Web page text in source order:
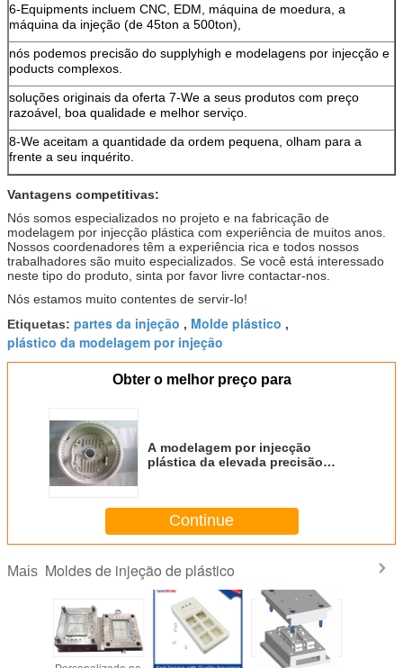
6-Equipments incluem CNC, EDM, máquina de moedura, a
máquina da injeção (de 45ton a 500ton),
nós podemos precisão do supplyhigh e modelagens por injecção e
poducts complexos.
soluções originais da oferta 7-We a seus produtos com preço
razoável, boa qualidade e melhor serviço.
8-We aceitam a quantidade da ordem pequena, olham para a
frente a seu inquérito.
Vantagens competitivas:
Nós somos especializados no projeto e na fabricação de
modelagem por injecção plástica com experiência de muitos anos.
Nossos coordenadores têm a experiência rica e todos nossos
trabalhadores são muito especializados. Se você está interessado
neste tipo do produto, sinta por favor livre contactar-nos.
Nós estamos muito contentes de servir-lo!
Etiquetas: partes da injeção , Molde plástico ,
plástico da modelagem por injeção
Obter o melhor preço para
A modelagem por injecção
plástica da elevada precisão
Continue
Mais Moldes de injeção de plástico